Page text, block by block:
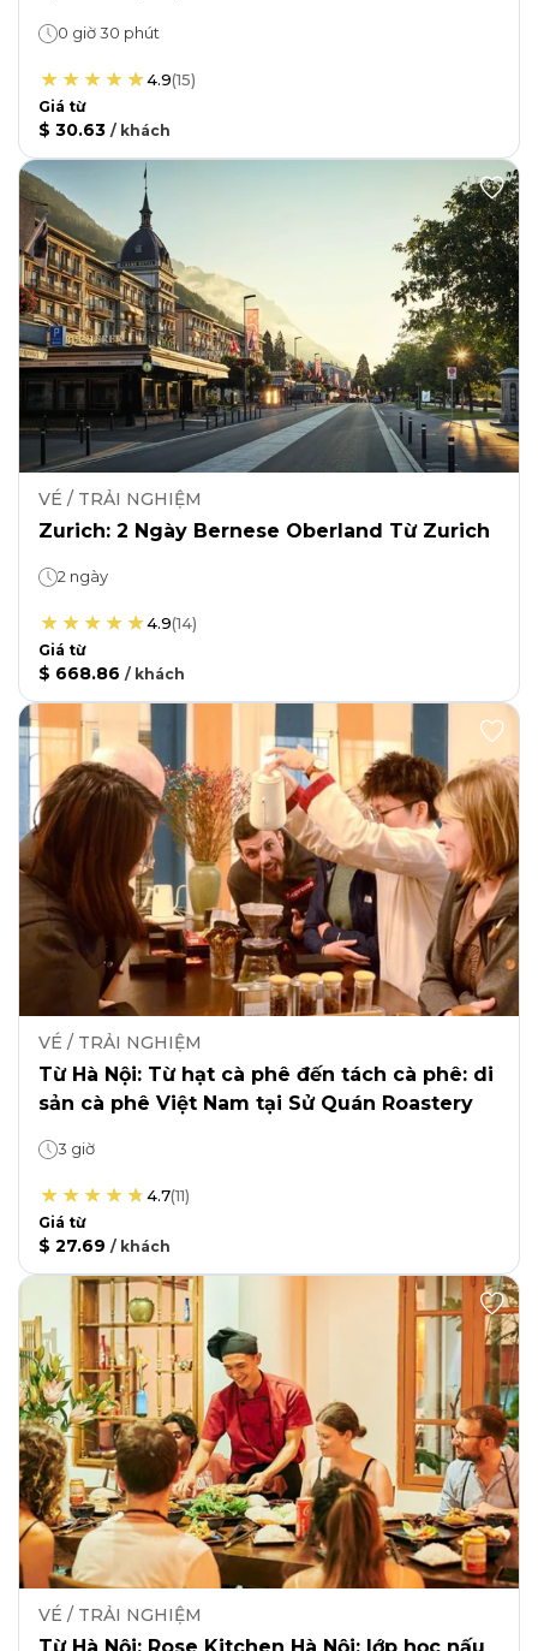
0 giờ 30 phút
4.9(15)
Giá từ
$ 30.63 / khách
VÉ / TRẢI NGHIỆM
Zurich: 2 Ngày Bernese Oberland Từ Zurich
2 ngày
4.9(14)
Giá từ
$ 668.86 / khách
VÉ / TRẢI NGHIỆM
Từ Hà Nội: Từ hạt cà phê đến tách cà phê: di
sản cà phê Việt Nam tại Sử Quán Roastery
3 giờ
4.7(11)
Giá từ
$ 27.69 / khách
VÉ / TRẢI NGHIỆM